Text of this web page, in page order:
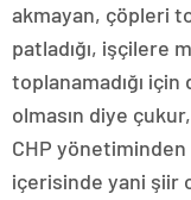
akmayan, çöpleri
patladığı, işçilere
toplanamadığı
olmasın diye
CHP yönetiminden
içerisinde yani şiir